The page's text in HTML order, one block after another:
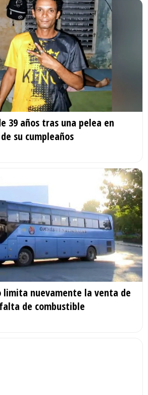
39 años tras una pelea en
su cumpleaños
limita nuevamente la venta de
de combustible